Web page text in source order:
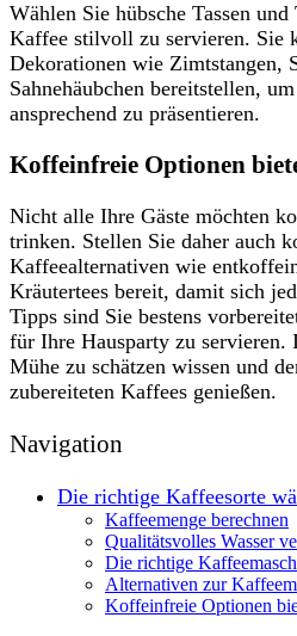
Wählen Sie hübsche Tassen
Kaffee stilvoll zu servieren. Sie
Dekorationen wie Zimtstangen,
Sahnehäubchen bereitstellen,
ansprechend zu präsentieren.
Koffeinfreie Optionen
Nicht alle Ihre Gäste möchten
trinken. Stellen Sie daher auch
Kaffeealternativen wie
Kräutertees bereit, damit sich
Tipps sind Sie bestens
für Ihre Hausparty zu servieren.
Mühe zu schätzen wissen und
zubereiteten Kaffees genießen.
Navigation
Die richtige Kaffeesorte
Kaffeemenge berechnen
Qualitätsvolles Wasser
Die richtige
Alternativen zur
Koffeinfreie Optionen